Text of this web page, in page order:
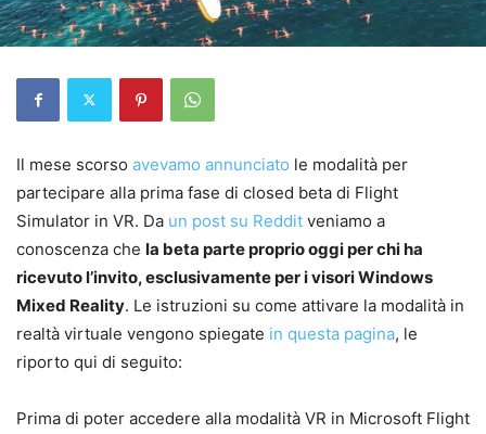
Il mese scorso avevamo annunciato le modalità per
partecipare alla prima fase di closed beta di Flight
Simulator in VR. Da un post su Reddit veniamo a
conoscenza che la beta parte proprio oggi per chi ha
ricevuto l’invito, esclusivamente per i visori Windows
Mixed Reality. Le istruzioni su come attivare la modalità in
realtà virtuale vengono spiegate in questa pagina, le
riporto qui di seguito:
Prima di poter accedere alla modalità VR in Microsoft Flight